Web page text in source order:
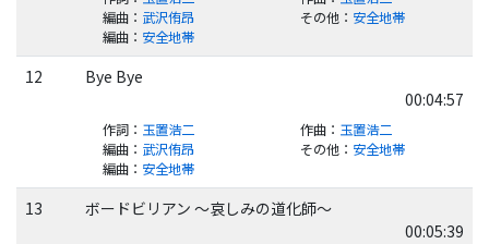
編曲： 武沢侑昂 その他： 安全地帯
編曲： 安全地帯
12
Bye Bye
00:04:57
作詞： 玉置浩二 作曲： 玉置浩二
編曲： 武沢侑昂 その他： 安全地帯
編曲： 安全地帯
13
ボードビリアン ～哀しみの道化師～
00:05:39